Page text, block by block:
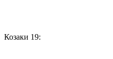
Козаки 19: